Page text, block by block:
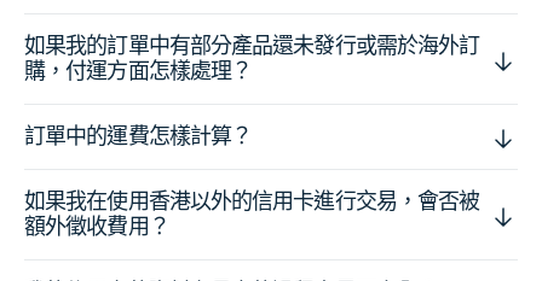
如果我的訂單中有部分產品還未發行或需於海外訂
購，付運方面怎樣處理？
訂單中的運費怎樣計算？
如果我在使用香港以外的信用卡進行交易，會否被
額外徵收費用？